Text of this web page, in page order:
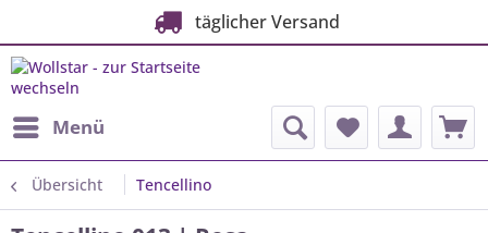
täglicher Versand
Menü
Übersicht Tencellino